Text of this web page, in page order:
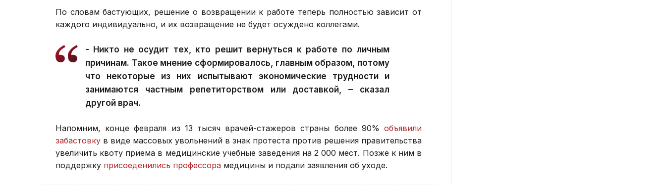
По словам бастующих, решение о возвращении к работе теперь полностью зависит от
каждого индивидуально, и их возвращение не будет осуждено коллегами.
- Никто не осудит тех, кто решит вернуться к работе по личным
причинам. Такое мнение сформировалось, главным образом, потому
что некоторые из них испытывают экономические трудности и
занимаются частным репетиторством или доставкой, – сказал
другой врач.
Напомним, конце февраля из 13 тысяч врачей-стажеров страны более 90% объявили
забастовку в виде массовых увольнений в знак протеста против решения правительства
увеличить квоту приема в медицинские учебные заведения на 2 000 мест. Позже к ним в
поддержку присоеденились профессора медицины и подали заявления об уходе.